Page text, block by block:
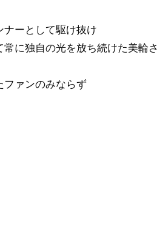
ーとして駆け抜け
に独自の光を放ち続けた美輪さ
ファンのみならず